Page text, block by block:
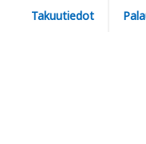
Takuutiedot